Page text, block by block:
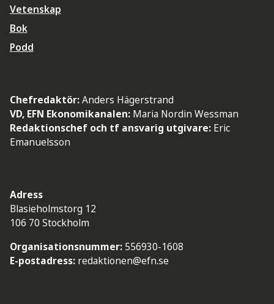
Vetenskap
Bok
Podd
Chefredaktör:Anders Hägerstrand
VD, EFN Ekonomikanalen: Maria Nordin Wessman
Redaktionschef och tf ansvarig utgivare: Eric
Emanuelsson
Adress
Blasieholmstorg 12
106 70 Stockholm
Organisationsnummer: 556930-1608
E-postadress: redaktionen@efn.se